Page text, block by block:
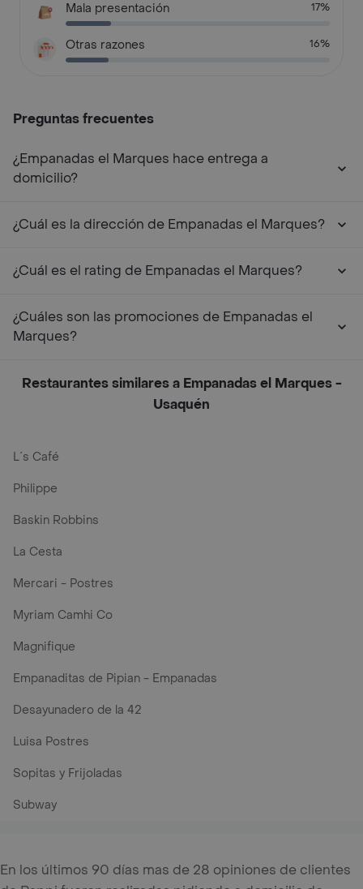
Mala presentación 17%
Otras razones 16%
Preguntas frecuentes
¿Empanadas el Marques hace entrega a
domicilio?
¿Cuál es la dirección de Empanadas el Marques?
¿Cuál es el rating de Empanadas el Marques?
¿Cuáles son las promociones de Empanadas el
Marques?
Restaurantes similares a Empanadas el Marques -
Usaquén
L´s Café
Philippe
Baskin Robbins
La Cesta
Mercari - Postres
Myriam Camhi Co
Magnifique
Empanaditas de Pipian - Empanadas
Desayunadero de la 42
Luisa Postres
Sopitas y Frijoladas
Subway
En los últimos 90 días mas de 28 opiniones de clientes